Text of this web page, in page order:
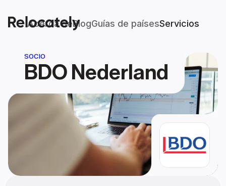
Acerca deBlogGuías de paísesServicios
SOCIO
BDO Nederland